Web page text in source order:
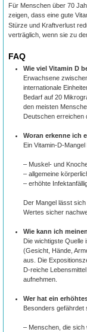
Für Menschen über 70
zeigen, dass eine gute
Stürze und Kraftverlust
verträglich, wenn sie zu
FAQ
Wie viel Vitamin D
Erwachsene
internationale
Bedarf auf 20
den meisten
Deutschen erreichen
Woran erkenne ich
Ein Vitamin-D-
– Muskel- und
– allgemeine
– erhöhte
Der Mangel lässt
Wertes sicher
Wie kann ich
Die wichtigste Quelle
(Gesicht, Hände,
aus. Die
D-reiche
aufnehmen.
Wer hat ein
Besonders gefährdet
– Menschen, die sich